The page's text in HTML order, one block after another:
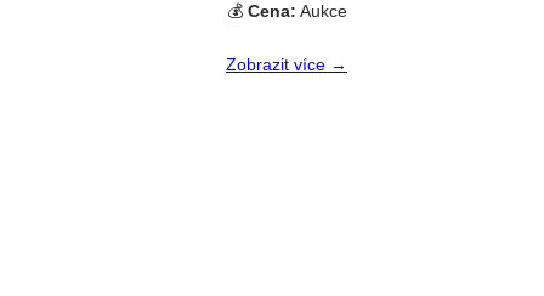
💰 Cena: Aukce
Zobrazit více →